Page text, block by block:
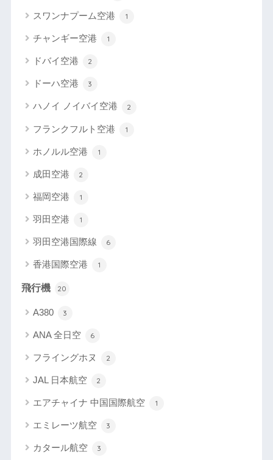
スワンナプーム空港 1
チャンギー空港 1
ドバイ空港 2
ドーハ空港 3
ハノイ ノイバイ空港 2
フランクフルト空港 1
ホノルル空港 1
成田空港 2
福岡空港 1
羽田空港 1
羽田空港国際線 6
香港国際空港 1
飛行機 20
A380 3
ANA 全日空 6
フライングホヌ 2
JAL 日本航空 2
エアチャイナ 中国国際航空 1
エミレーツ航空 3
カタール航空 3